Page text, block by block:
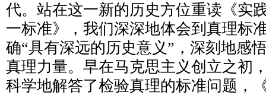
代。站在这一新的历史方位重读《实
一标准》，我们深深地体会到真理标
确“具有深远的历史意义”，深刻地感
真理力量。早在马克思主义创立之初
科学地解答了检验真理的标准问题，